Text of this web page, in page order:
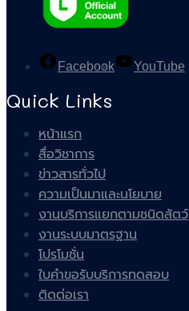
Facebook YouTube
Quick Links
หน้าแรก
สื่อวิชาการ
ข่าวสารทั่วไป
ความเป็นมาและนโยบาย
งานบริการแยกตามชนิดสัตว์
งานระบบมาตรฐาน
โปรโมชั่น
ใบคำขอรับบริการทดสอบ
ติดต่อเรา